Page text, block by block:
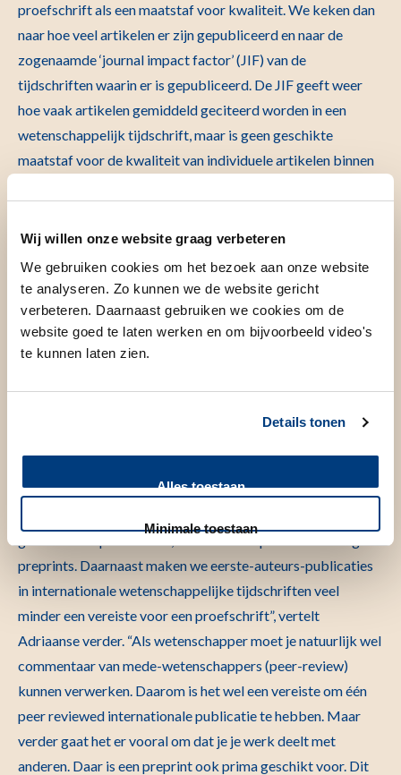
Wij willen onze website graag verbeteren
We gebruiken cookies om het bezoek aan onze website
te analyseren. Zo kunnen we de website gericht
verbeteren. Daarnaast gebruiken we cookies om de
website goed te laten werken en om bijvoorbeeld video's
te kunnen laten zien.
Details tonen
Alles toestaan
Minimale toestaan
proefschrift als een maatstaf voor kwaliteit. We keken dan
naar hoe veel artikelen er zijn gepubliceerd en naar de
zogenaamde ‘journal impact factor’ (JIF) van de
tijdschriften waarin er is gepubliceerd. De JIF geeft weer
hoe vaak artikelen gemiddeld geciteerd worden in een
wetenschappelijk tijdschrift, maar is geen geschikte
maatstaf voor de kwaliteit van individuele artikelen binnen
binnen dit soort tijdschriften en heeft het sturen op
aantallen publicaties allerlei vervelende neveneffecten zoals
‘ salami slicing’. Dit verwijst naar het ophakken van één
onderzoek om er zoveel mogelijk publicaties uit te halen,
wat alleen de kwantiteit maar (zeker niet) de kwaliteit ten
goede komt. Daarom hebben we kwaliteit boven kwantiteit
Preprints en samenwerking
preprints. Daarnaast maken we eerste-auteurs-publicaties
in internationale wetenschappelijke tijdschriften veel
minder een vereiste voor een proefschrift”, vertelt
Adriaanse verder. “Als wetenschapper moet je natuurlijk wel
commentaar van mede-wetenschappers (peer-review)
kunnen verwerken. Daarom is het wel een vereiste om één
peer reviewed internationale publicatie te hebben. Maar
verder gaat het er vooral om dat je je werk deelt met
anderen. Daar is een preprint ook prima geschikt voor. Dit